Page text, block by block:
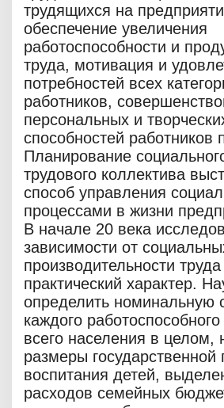
трудящихся на
обеспечение увеличения
работоспособности и
труда, мотивация и
потребностей всех
работников,
персональных и
способностей работников
Планирование
трудового коллектива
способ управления
процессами в жизни
В начале 20 века
зависимости от
производительности
практический характер.
определить номинальную
каждого
всего населения в целом,
размеры
воспитания детей,
расходов семейных